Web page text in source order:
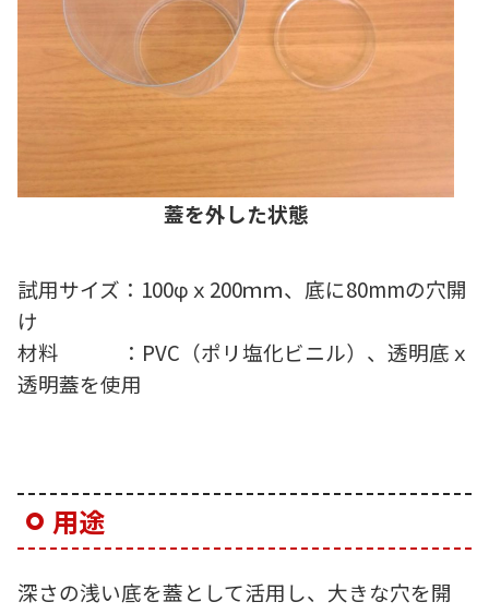
蓋を外した状態
試用サイズ：100φｘ200ｍｍ、 底に80mmの穴開
け
材料 ：PVC（ポリ塩化ビニル）、透明底ｘ
透明蓋を使用
用途
深さの浅い底を蓋として活用し、大きな穴を開